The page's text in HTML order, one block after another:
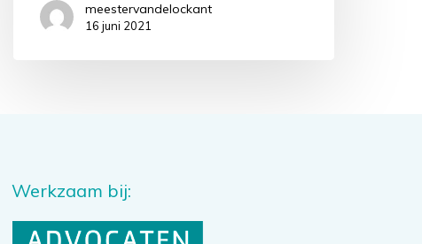
meestervandelockant
16 juni 2021
Werkzaam bij: